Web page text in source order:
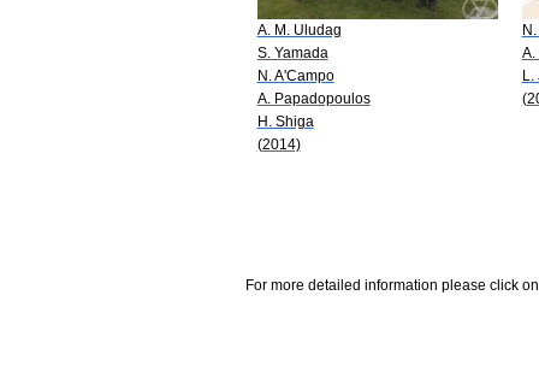
A. M. Uludag
S. Yamada
N. A'Campo
A. Papadopoulos
H. Shiga
(2014)
A.
L.
For more detailed information please click